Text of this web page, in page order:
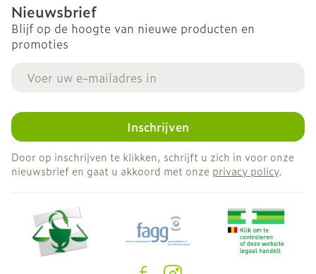
Nieuwsbrief
Blijf op de hoogte van nieuwe producten en
promoties
Inschrijven
Door op inschrijven te klikken, schrijft u zich in voor onze
nieuwsbrief en gaat u akkoord met onze privacy policy.